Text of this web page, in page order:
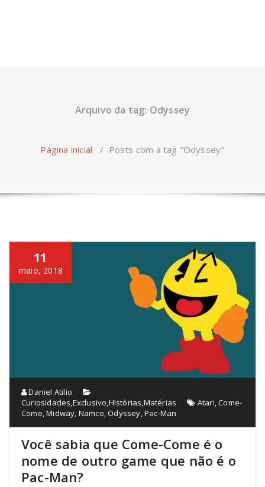
Arquivo da tag: Odyssey
Página inicial / Posts com a tag "Odyssey"
11
maio, 2018
Daniel Atilio
Curiosidades,Exclusivo,Histórias,Matérias Atari,Come-
Come,Midway, Namco,Odyssey,Pac-Man
Você sabia que Come-Come é o
nome de outro game que não é o
Pac-Man?